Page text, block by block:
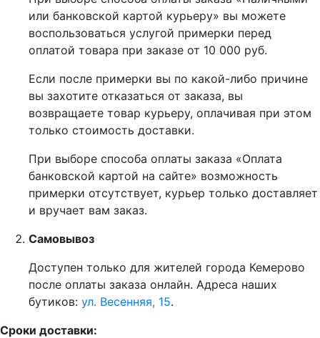
или банковской картой курьеру» вы можете
воспользоваться услугой примерки перед
оплатой товара при заказе от 10 000 руб.
Если после примерки вы по какой-либо причине
вы захотите отказаться от заказа, вы
возвращаете товар курьеру, оплачивая при этом
только стоимость доставки.
При выборе способа оплаты заказа «Оплата
банковской картой на сайте» возможность
примерки отсутствует, курьер только доставляет
и вручает вам заказ.
Самовывоз
Доступен только для жителей города Кемерово
после оплаты заказа онлайн. Адреса наших
бутиков: ул. Весенняя, 15.
Сроки доставки: